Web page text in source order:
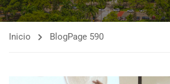
Inicio BlogPage 590